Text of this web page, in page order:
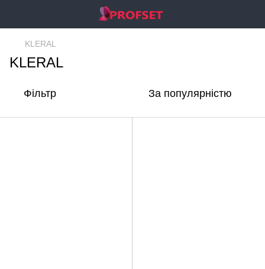
KLERAL
KLERAL
Фільтр За популярністю